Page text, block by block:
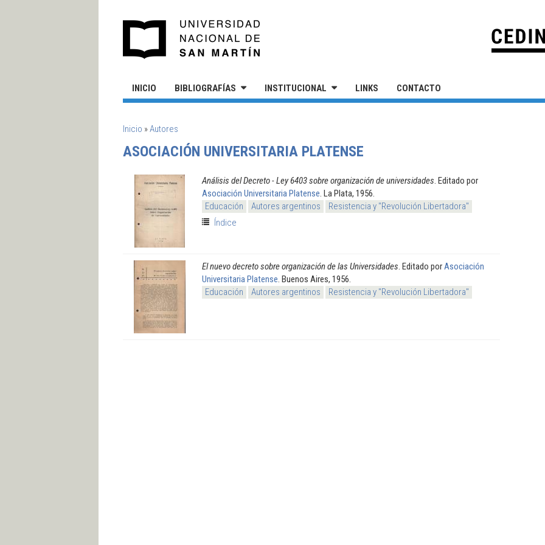
INICIO BIBLIOGRAFÍAS INSTITUCIONAL LINKS CONTACTO
SE ENCUENTRA USTED AQUÍ
Inicio »Autores
ASOCIACIÓN UNIVERSITARIA PLATENSE
Análisis del Decreto - Ley 6403 sobre organización de universidades . Editado por
Asociación Universitaria Platense . La Plata, 1956.
Educación
Autores argentinos
Resistencia y "Revolución Libertadora"
Índice
El nuevo decreto sobre organización de las Universidades . Editado por Asociación
Universitaria Platense . Buenos Aires, 1956.
Educación
Autores argentinos Resistencia y "Revolución Libertadora"